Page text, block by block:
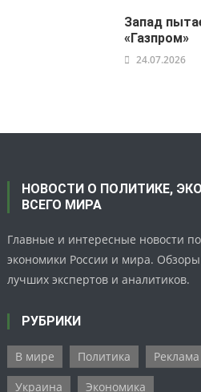
Запад
«Газпром»
24.07.2026
НОВОСТИ О ПОЛИТИКЕ,
ВСЕГО МИРА
Главные и интересные новости
экономики России и мира.
лучших экспертов и аналитиков.
РУБРИКИ
В мире Политика Реклама
Украина
Экономика